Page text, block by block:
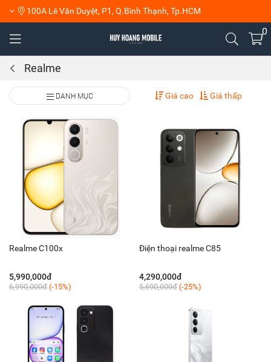
100A Lê Văn Duyệt, P1, Q.Bình Thạnh, Tp.HCM
0
Realme
DANH MỤC Giá cao Giá thấp
Realme C100x
5,990,000đ
6,990,000đ (-15%)
Điện thoại realme C85
4,290,000đ
5,690,000đ (-25%)